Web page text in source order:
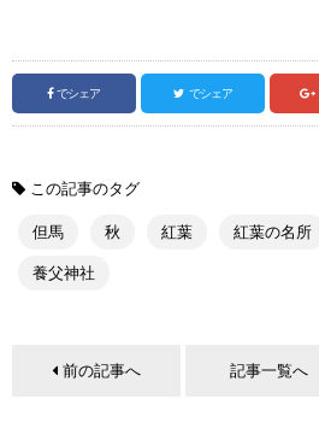
でシェア でシェア
この記事のタグ
但馬 秋 紅葉 紅葉の名所
養父神社
前の記事へ 記事一覧へ